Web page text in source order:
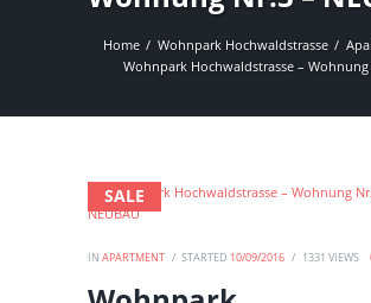
Home Wohnpark Hochwaldstrasse
Wohnpark Hochwaldstrasse – Wohnung
SALE
IN APARTMENT STARTED 10/09/2016 1331 VIEWS